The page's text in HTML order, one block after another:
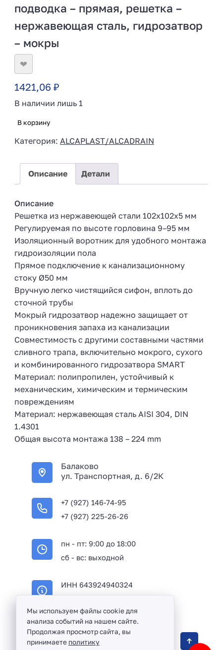
подводка – прямая, решетка –
нержавеющая сталь, гидрозатвор
– мокры
❤
1421,06 ₽
В наличии лишь 1
В корзину
Категория: ALCAPLAST/ALCADRAIN
Описание Детали
Описание
Решетка из нержавеющей стали 102x102x5 мм
Регулируемая по высоте горловина 9–95 мм
Изоляционный воротник для удобного монтажа
гидроизоляции пола
Прямое подключение к канализационному
стоку Ø50 мм
Вручную легко чистящийся сифон, вплоть до
сточной трубы
Мокрый гидрозатвор надежно защищает от
проникновения запаха из канализации
Совместимость с другими составными частями
сливного трапа, включительно мокрого, сухого
и комбинированного гидрозатвора SMART
Материал: полипропилен, устойчивый к
механическим, химическим и термическим
повреждениям
Материал: нержавеющая сталь AISI 304, DIN
1.4301
Общая высота монтажа 138 – 224 mm
Балаково
ул. Транспортная, д. 6/2К
+7 (927) 146-74-95
+7 (927) 225-26-26
пн - пт: 9:00 до 18:00
сб - вс: выходной
ИНН 643924940324
Оптовая продажа сантехники и комплектующих
Мы используем файлы cookie для
анализа событий на нашем сайте.
Продолжая просмотр сайта, вы
принимаете политику